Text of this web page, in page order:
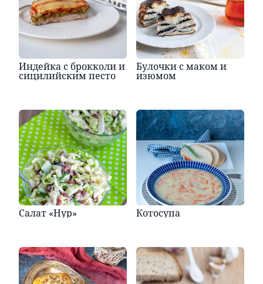
Индейка с брокколи и
сицилийским песто
Булочки с маком и
изюмом
Салат «Нур» Котосупа